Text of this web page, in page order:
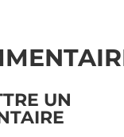
UN